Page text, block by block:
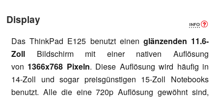
Display
Das ThinkPad E125 benutzt einen glänzenden 11.6-
Zoll Bildschirm mit einer nativen Auflösung
von 1366x768 Pixeln. Diese Auflösung wird häufig in
14-Zoll und sogar preisgünstigen 15-Zoll Notebooks
benutzt. Alle die eine 720p Auflösung gewöhnt sind,